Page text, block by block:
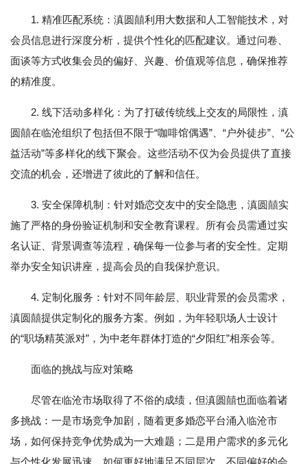
1. 精准匹配系统：滇圆囍利用大数据和人工智能技术，对
会员信息进行深度分析，提供个性化的匹配建议。通过问卷、
面谈等方式收集会员的偏好、兴趣、价值观等信息，确保推荐
的精准度。
2. 线下活动多样化：为了打破传统线上交友的局限性，滇
圆囍在临沧组织了包括但不限于“咖啡馆偶遇”、“户外徒步”、“公
益活动”等多样化的线下聚会。这些活动不仅为会员提供了直接
交流的机会，还增进了彼此的了解和信任。
3. 安全保障机制：针对婚恋交友中的安全隐患，滇圆囍实
施了严格的身份验证机制和安全教育课程。所有会员需通过实
名认证、背景调查等流程，确保每一位参与者的安全性。定期
举办安全知识讲座，提高会员的自我保护意识。
4. 定制化服务：针对不同年龄层、职业背景的会员需求，
滇圆囍提供定制化的服务方案。例如，为年轻职场人士设计
的“职场精英派对”，为中老年群体打造的“夕阳红”相亲会等。
面临的挑战与应对策略
尽管在临沧市场取得了不俗的成绩，但滇圆囍也面临着诸
多挑战：一是市场竞争加剧，随着更多婚恋平台涌入临沧市
场，如何保持竞争优势成为一大难题；二是用户需求的多元化
与个性化发展迅速，如何更好地满足不同层次、不同偏好的会